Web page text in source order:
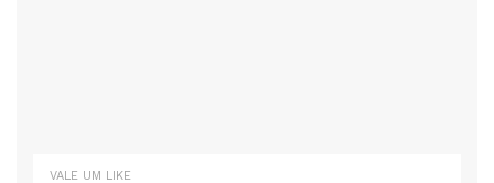
VALE UM LIKE